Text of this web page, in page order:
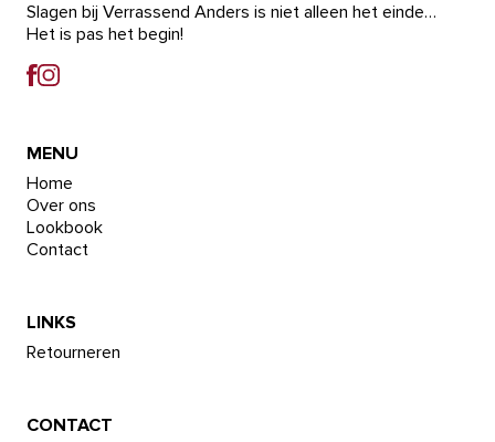
Slagen bij Verrassend Anders is niet alleen het einde…
Het is pas het begin!
MENU
Home
Over ons
Lookbook
Contact
LINKS
Retourneren
CONTACT